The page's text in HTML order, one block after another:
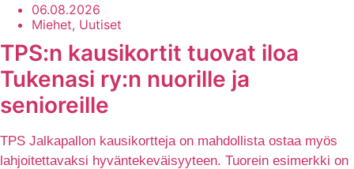
06.08.2026
Miehet, Uutiset
TPS:n kausikortit tuovat iloa
Tukenasi ry:n nuorille ja
senioreille
TPS Jalkapallon kausikortteja on mahdollista ostaa myös
lahjoitettavaksi hyväntekeväisyyteen. Tuorein esimerkki on